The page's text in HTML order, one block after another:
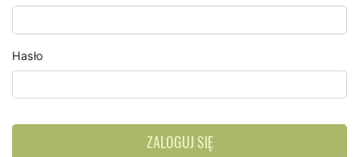
Hasło
ZALOGUJ SIĘ